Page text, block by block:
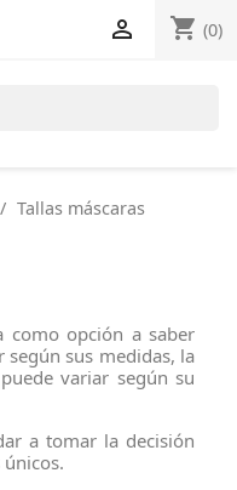
shopping_cart (0)

Tallas máscaras
como opción a saber
sus medidas, la
variar según su
a tomar la decisión